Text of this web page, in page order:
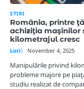
STIRI
România, printre
achiziţia maşinilor
kilometrajul cresc
Lori November 4, 2025
Manipulările privind
probleme majore pe
studiu realizat de